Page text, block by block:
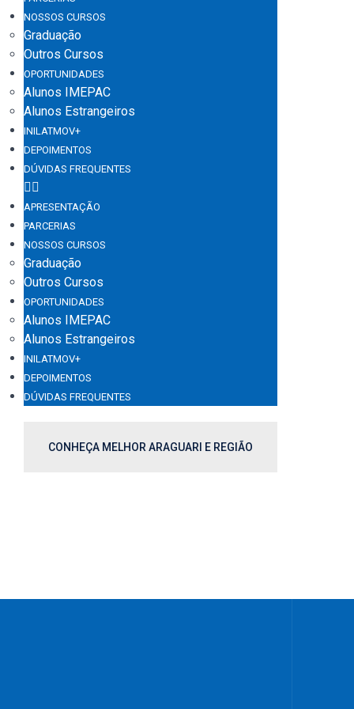
NOSSOS CURSOS
Graduação
Outros Cursos
OPORTUNIDADES
Alunos IMEPAC
Alunos Estrangeiros
INILATMOV+
DEPOIMENTOS
DÚVIDAS FREQUENTES
APRESENTAÇÃO
PARCERIAS
NOSSOS CURSOS
Graduação
Outros Cursos
OPORTUNIDADES
Alunos IMEPAC
Alunos Estrangeiros
INILATMOV+
DEPOIMENTOS
DÚVIDAS FREQUENTES
CONHEÇA MELHOR ARAGUARI E REGIÃO